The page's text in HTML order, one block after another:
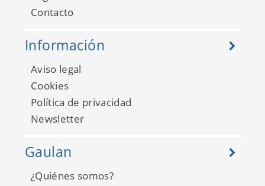
Contacto
Información
Aviso legal
Cookies
Política de privacidad
Newsletter
Gaulan
¿Quiénes somos?